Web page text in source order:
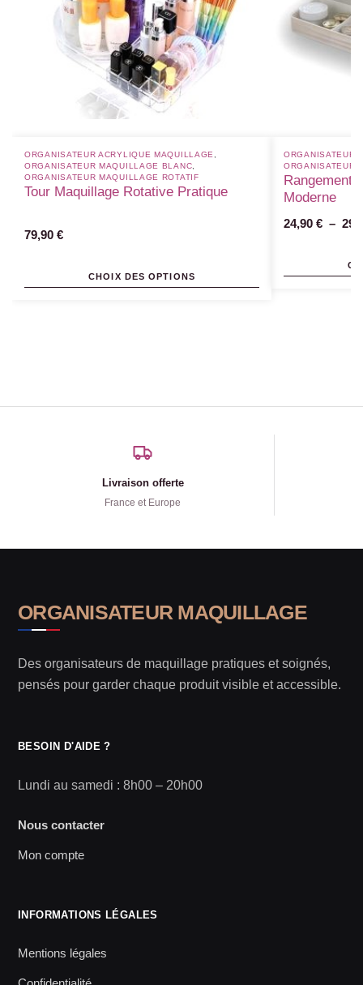
ORGANISATEUR ACRYLIQUE MAQUILLAGE
ORGANISATEUR MAQUILLAGE BLANC​
ORGANISATEUR MAQUILLAGE ROTATIF​
Tour Maquillage Rotative Pratique
79,90 €
CHOIX DES OPTIONS
ORGANISATEUR
ORGANISATEUR
Rangement
Moderne
24,90 € –
Livraison offerte
France et Europe
ORGANISATEUR MAQUILLAGE
Des organisateurs de maquillage pratiques et soignés,
pensés pour garder chaque produit visible et accessible.
BESOIN D'AIDE ?
Lundi au samedi : 8h00 – 20h00
Nous contacter
Mon compte
INFORMATIONS LÉGALES
Mentions légales